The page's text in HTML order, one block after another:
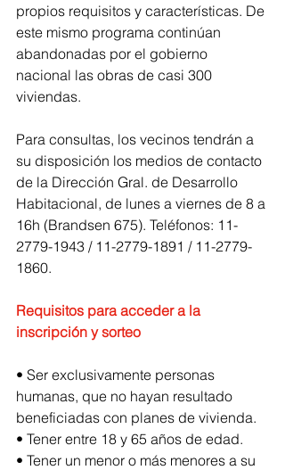
propios requisitos y características. De
este mismo programa continúan
abandonadas por el gobierno
nacional las obras de casi 300
viviendas.
Para consultas, los vecinos tendrán a
su disposición los medios de contacto
de la Dirección Gral. de Desarrollo
Habitacional, de lunes a viernes de 8 a
16h (Brandsen 675). Teléfonos: 11-
2779-1943 / 11-2779-1891 / 11-2779-
1860.
Requisitos para acceder a la
inscripción y sorteo
• Ser exclusivamente personas
humanas, que no hayan resultado
beneficiadas con planes de vivienda.
• Tener entre 18 y 65 años de edad.
• Tener un menor o más menores a su